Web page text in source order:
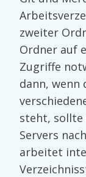
zweiter
Ordner auf
Zugriffe
dann, wenn
steht, sollte
Servers
arbeitet